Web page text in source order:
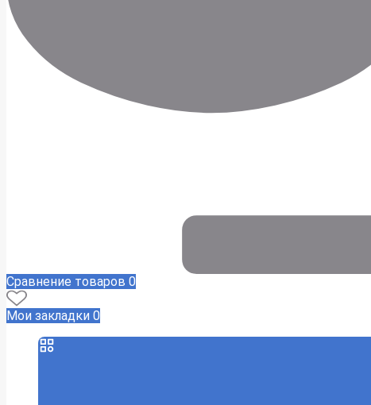
Сравнение товаров 0
Мои закладки 0